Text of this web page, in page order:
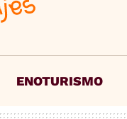
ENOTURISMO